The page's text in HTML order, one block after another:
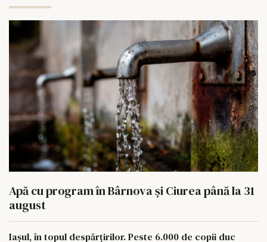
Apă cu program în Bârnova și Ciurea până la 31
august
Iașul, în topul despărțirilor. Peste 6.000 de copii duc